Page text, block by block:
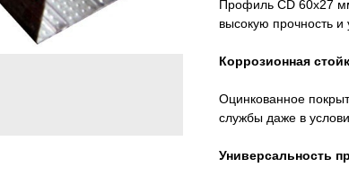
Профиль CD 60x27
высокую прочность
Коррозионная
Оцинкованное
службы даже в
Универсальность